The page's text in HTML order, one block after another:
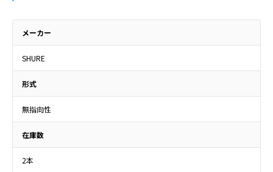
メーカー
SHURE
形式
無指向性
在庫数
2本